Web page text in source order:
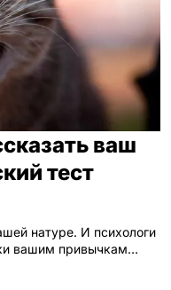
ваш
тест
натуре. И психологи
вашим привычкам…